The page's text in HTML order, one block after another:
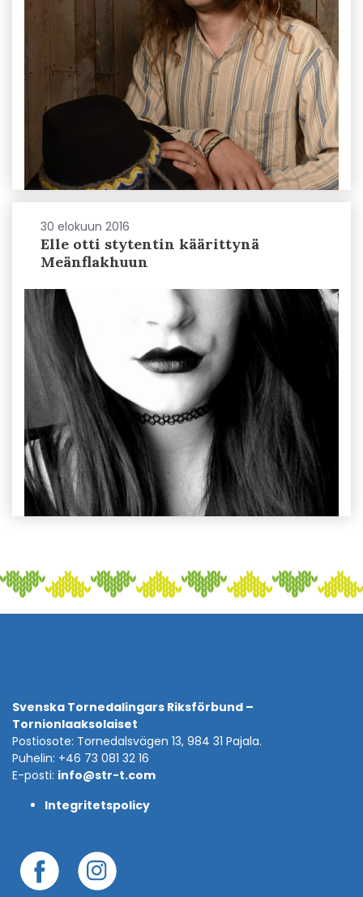
30 elokuun 2016
Elle otti stytentin käärittynä
Meänflakhuun
Svenska Tornedalingars Riksförbund –
Tornionlaaksolaiset
Postiosote: Tornedalsvägen 13, 984 31 Pajala.
Puhelin: +46 73 081 32 16
E-posti: info@str-t.com
Integritetspolicy